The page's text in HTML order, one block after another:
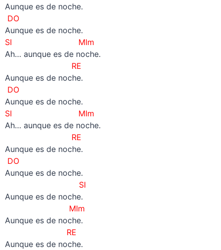
Aunque es de noche.
DO
Aunque es de noche.
SI
MIm
Ah… aunque es de noche.
RE
Aunque es de noche.
DO
Aunque es de noche.
SI
MIm
Ah… aunque es de noche.
RE
Aunque es de noche.
DO
Aunque es de noche.
SI
Aunque es de noche.
MIm
Aunque es de noche.
RE
Aunque es de noche.